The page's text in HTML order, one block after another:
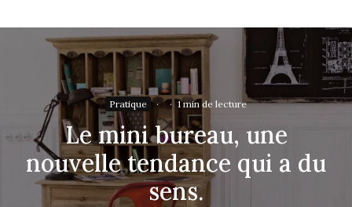
Pratique · · 1 min de lecture
Le mini bureau, une
nouvelle tendance qui a du
sens.